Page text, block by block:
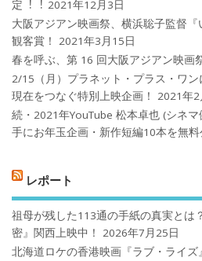
定︕︕ 2021年12月3日
大阪アジアン映画祭、横浜聡子監督
観客賞！
2021年3月15日
春を呼ぶ、第 16 回大阪アジアン映画
2/15（月）プラネット・プラス・ワ
現在をつなぐ特別上映企画！
2021年2
続・2021年YouTube 松本卓也 (シネ
手にお年玉企画・新作短編10本を無料
レポート
祖母が残した113通の手紙の真実とは
密』関西上映中！
2026年7月25日
北海道ロケの香港映画『ラブ・ライ